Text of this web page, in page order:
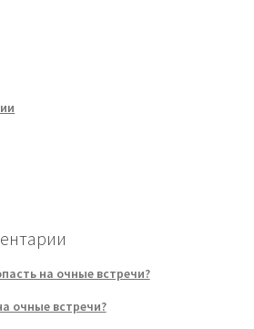
на очные встречи?
очные встречи?